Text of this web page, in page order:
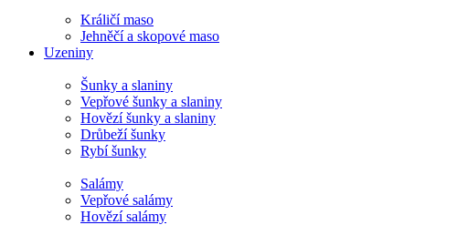
Králičí maso
Jehněčí a skopové maso
Uzeniny
Šunky a slaniny
Vepřové šunky a slaniny
Hovězí šunky a slaniny
Drůbeží šunky
Rybí šunky
Salámy
Vepřové salámy
Hovězí salámy